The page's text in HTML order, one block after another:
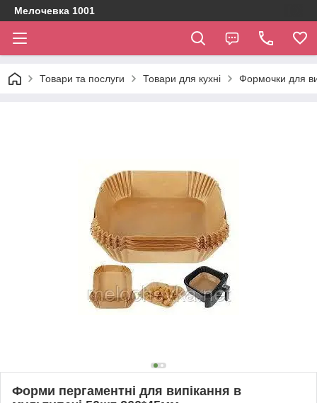
Мелочевка 1001
Товари та послуги Товари для кухні Формочки для
Форми пергаментні для випікання в